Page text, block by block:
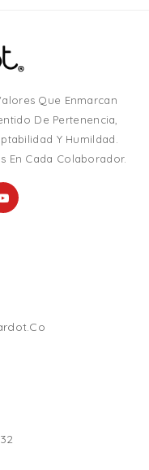
Que Enmarcan
De Pertenencia,
Y Humildad.
En Cada Colaborador.